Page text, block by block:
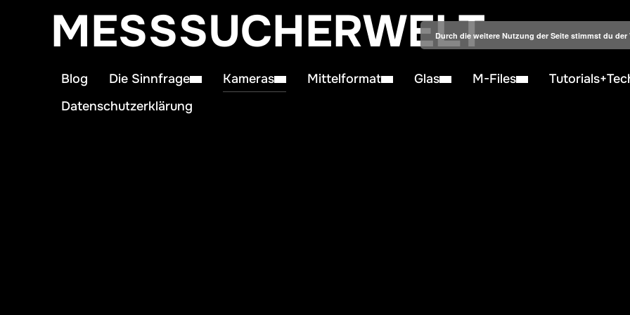
MESSSUCHERWELT
Blog Die Sinnfrage Kameras Mittelformat Glas M-Files
Datenschutzerklärung
Durch die weitere Nutzung der Seite stimmst du